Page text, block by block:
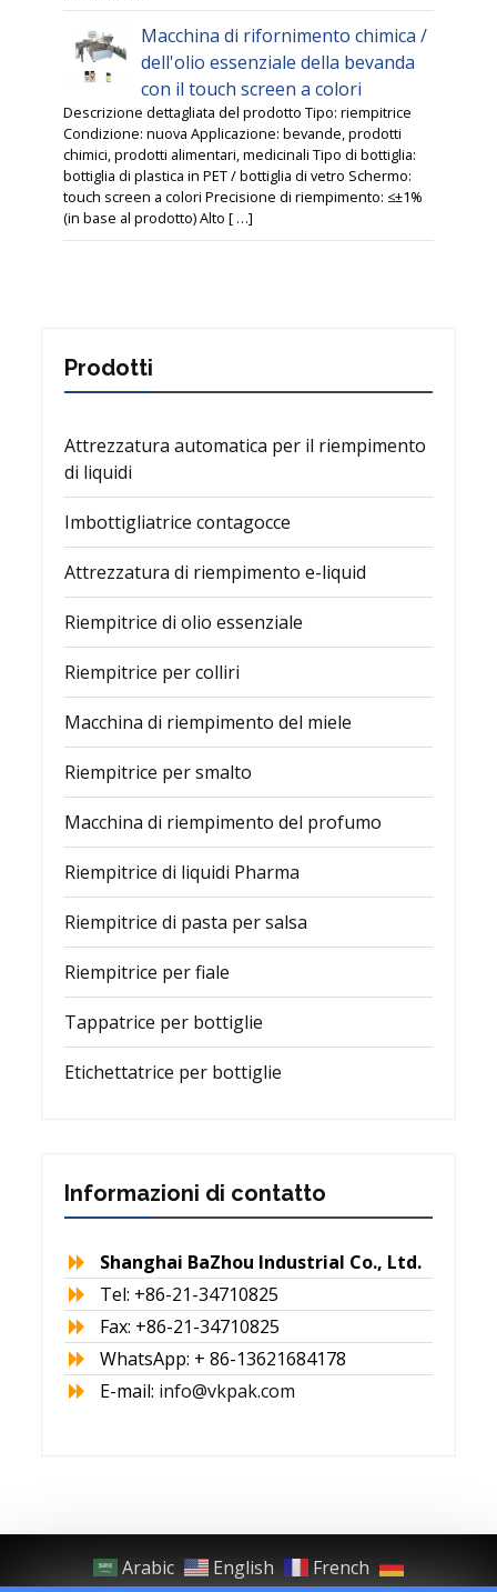
Macchina di rifornimento chimica /
dell'olio essenziale della bevanda
con il touch screen a colori
Descrizione dettagliata del prodotto Tipo: riempitrice
Condizione: nuova Applicazione: bevande, prodotti
chimici, prodotti alimentari, medicinali Tipo di bottiglia:
bottiglia di plastica in PET / bottiglia di vetro Schermo:
touch screen a colori Precisione di riempimento: ≤±1%
(in base al prodotto) Alto [ …]
Prodotti
Attrezzatura automatica per il riempimento
di liquidi
Imbottigliatrice contagocce
Attrezzatura di riempimento e-liquid
Riempitrice di olio essenziale
Riempitrice per colliri
Macchina di riempimento del miele
Riempitrice per smalto
Macchina di riempimento del profumo
Riempitrice di liquidi Pharma
Riempitrice di pasta per salsa
Riempitrice per fiale
Tappatrice per bottiglie
Etichettatrice per bottiglie
Informazioni di contatto
Shanghai BaZhou Industrial Co., Ltd.
Tel: +86-21-34710825
Fax: +86-21-34710825
WhatsApp: + 86-13621684178
E-mail: info@vkpak.com
Arabic English
French